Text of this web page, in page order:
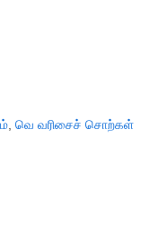
, வெ வரிசைச் சொற்கள்